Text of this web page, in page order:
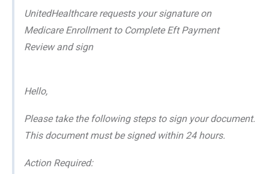
UnitedHealthcare requests your signature on
Medicare Enrollment to Complete Eft Payment
Review and sign
Hello,
Please take the following steps to sign your document.
This document must be signed within 24 hours.
Action Required: